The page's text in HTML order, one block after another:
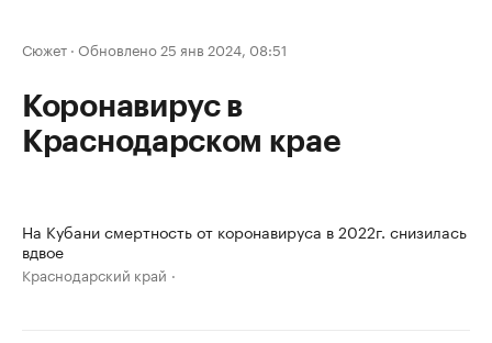
Сюжет · Обновлено 25 янв 2024, 08:51
Коронавирус в
Краснодарском крае
На Кубани смертность от коронавируса в 2022г. снизилась
вдвое
Краснодарский край